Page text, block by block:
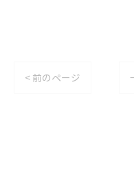
< 前のページ